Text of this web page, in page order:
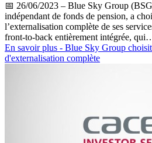
📅 26/06/2023 – Blue Sky Group
indépendant de fonds de pension, a
l’externalisation complète de ses
front-to-back entièrement intégrée,
En savoir plus - Blue Sky Group
d'externalisation complète